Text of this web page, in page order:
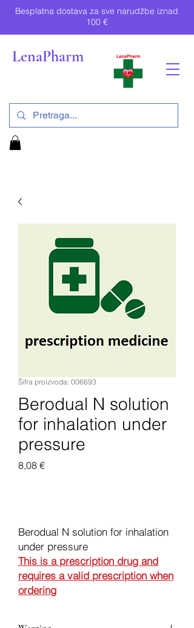
Besplatna dostava za sve narudžbe iznad
100 €
LenaPharm
Šifra proizvoda: 006693
Berodual N solution
for inhalation under
pressure
8,08 €Cijena
Berodual N solution for inhalation
under pressure
This is a prescription drug and
requires a valid prescription when
ordering